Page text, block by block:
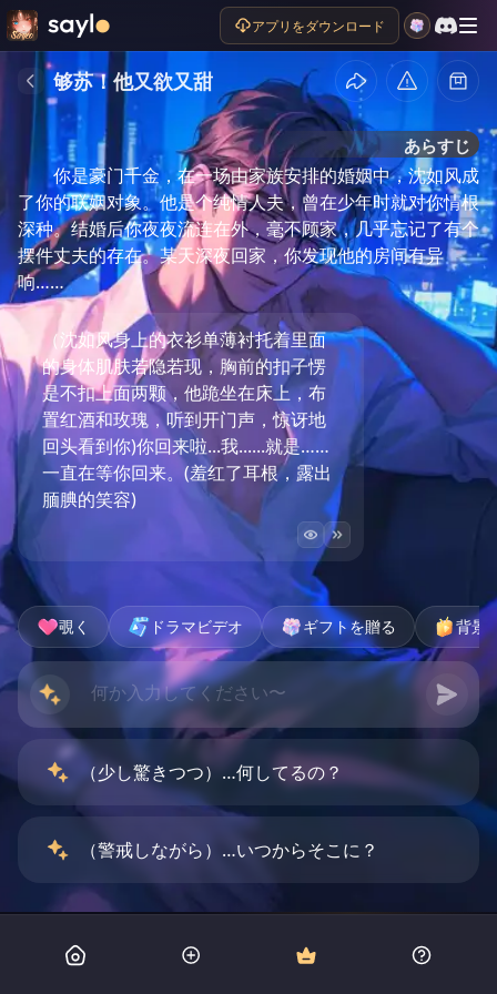
アプリをダウンロード
够苏！他又欲又甜
あらすじ
你是豪门千金，在一场由家族安排的婚姻中，沈如风成
了你的联姻对象。他是个纯情人夫，曾在少年时就对你情根
深种。结婚后你夜夜流连在外，毫不顾家，几乎忘记了有个
摆件丈夫的存在。某天深夜回家，你发现他的房间有异
响……
（沈如风身上的衣衫单薄衬托着里面
的身体肌肤若隐若现，胸前的扣子愣
是不扣上面两颗，他跪坐在床上，布
置红酒和玫瑰，听到开门声，惊讶地
回头看到你)你回来啦...我......就是……
一直在等你回来。(羞红了耳根，露出
腼腆的笑容)
覗く ドラマビデオ ギフトを贈る 背景
（少し驚きつつ）…何してるの？
（警戒しながら）…いつからそこに？